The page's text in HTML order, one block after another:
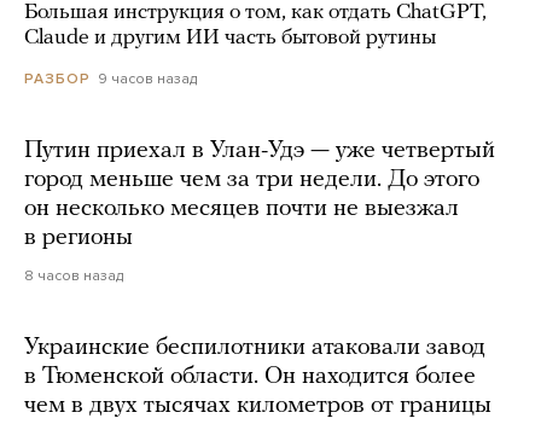
Большая инструкция о том, как отдать ChatGPT,
Claude и другим ИИ часть бытовой рутины
РАЗБОР 9 часов назад
Путин приехал в Улан-Удэ — уже четвертый
город меньше чем за три недели. До этого
он несколько месяцев почти не выезжал
в регионы
8 часов назад
Украинские беспилотники атаковали завод
в Тюменской области. Он находится более
чем в двух тысячах километров от границы